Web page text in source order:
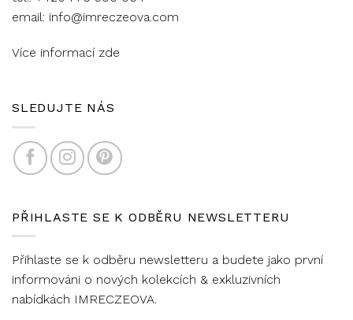
email: info@imreczeova.com
Více informací zde
SLEDUJTE NÁS
PŘIHLASTE SE K ODBĚRU NEWSLETTERU
Přihlaste se k odběru newsletteru a budete jako první
informováni o nových kolekcích & exkluzivních
nabídkách IMRECZEOVA.